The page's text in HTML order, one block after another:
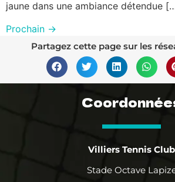
jaune dans une ambiance détendue
Prochain →
Partagez cette page sur les
Villiers Tennis Club
Stade Octave